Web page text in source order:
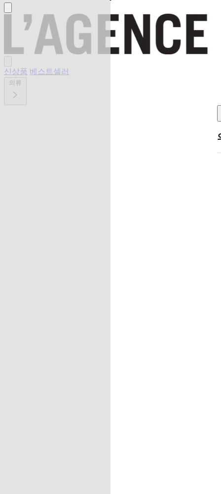
신상품 베스트셀러
의류